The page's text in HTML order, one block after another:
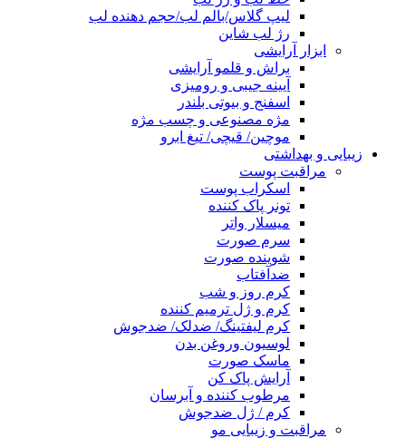
لیپ گلاس/بالم لب/حجم دهنده لب
رژ لب شاین
ابزار آرایشی
براش و قلمو آرایشی
آیینه جیبی و رومیزی
اسفنج و بیوتی بلندر
مژه مصنوعی و چسب مژه
موچین/ قیچی/ تیغ ابرو
زیبایی و بهداشتی
مراقبت پوست
اسکراب پوست
تونر پاک کننده
میسلار واتر
سرم صورت
شوینده صورت
ضدآفتاب
کرم روز و شب
کرم و ژل ترمیم کننده
کرم لیفتینگ/ ضدلک/ ضدجوش
لوسیون وروغن بدن
ماسک صورت
آرایش پاک کن
مرطوب کننده و آبرسان
کرم / ژل ضدجوش
مراقبت و زیبایی مو